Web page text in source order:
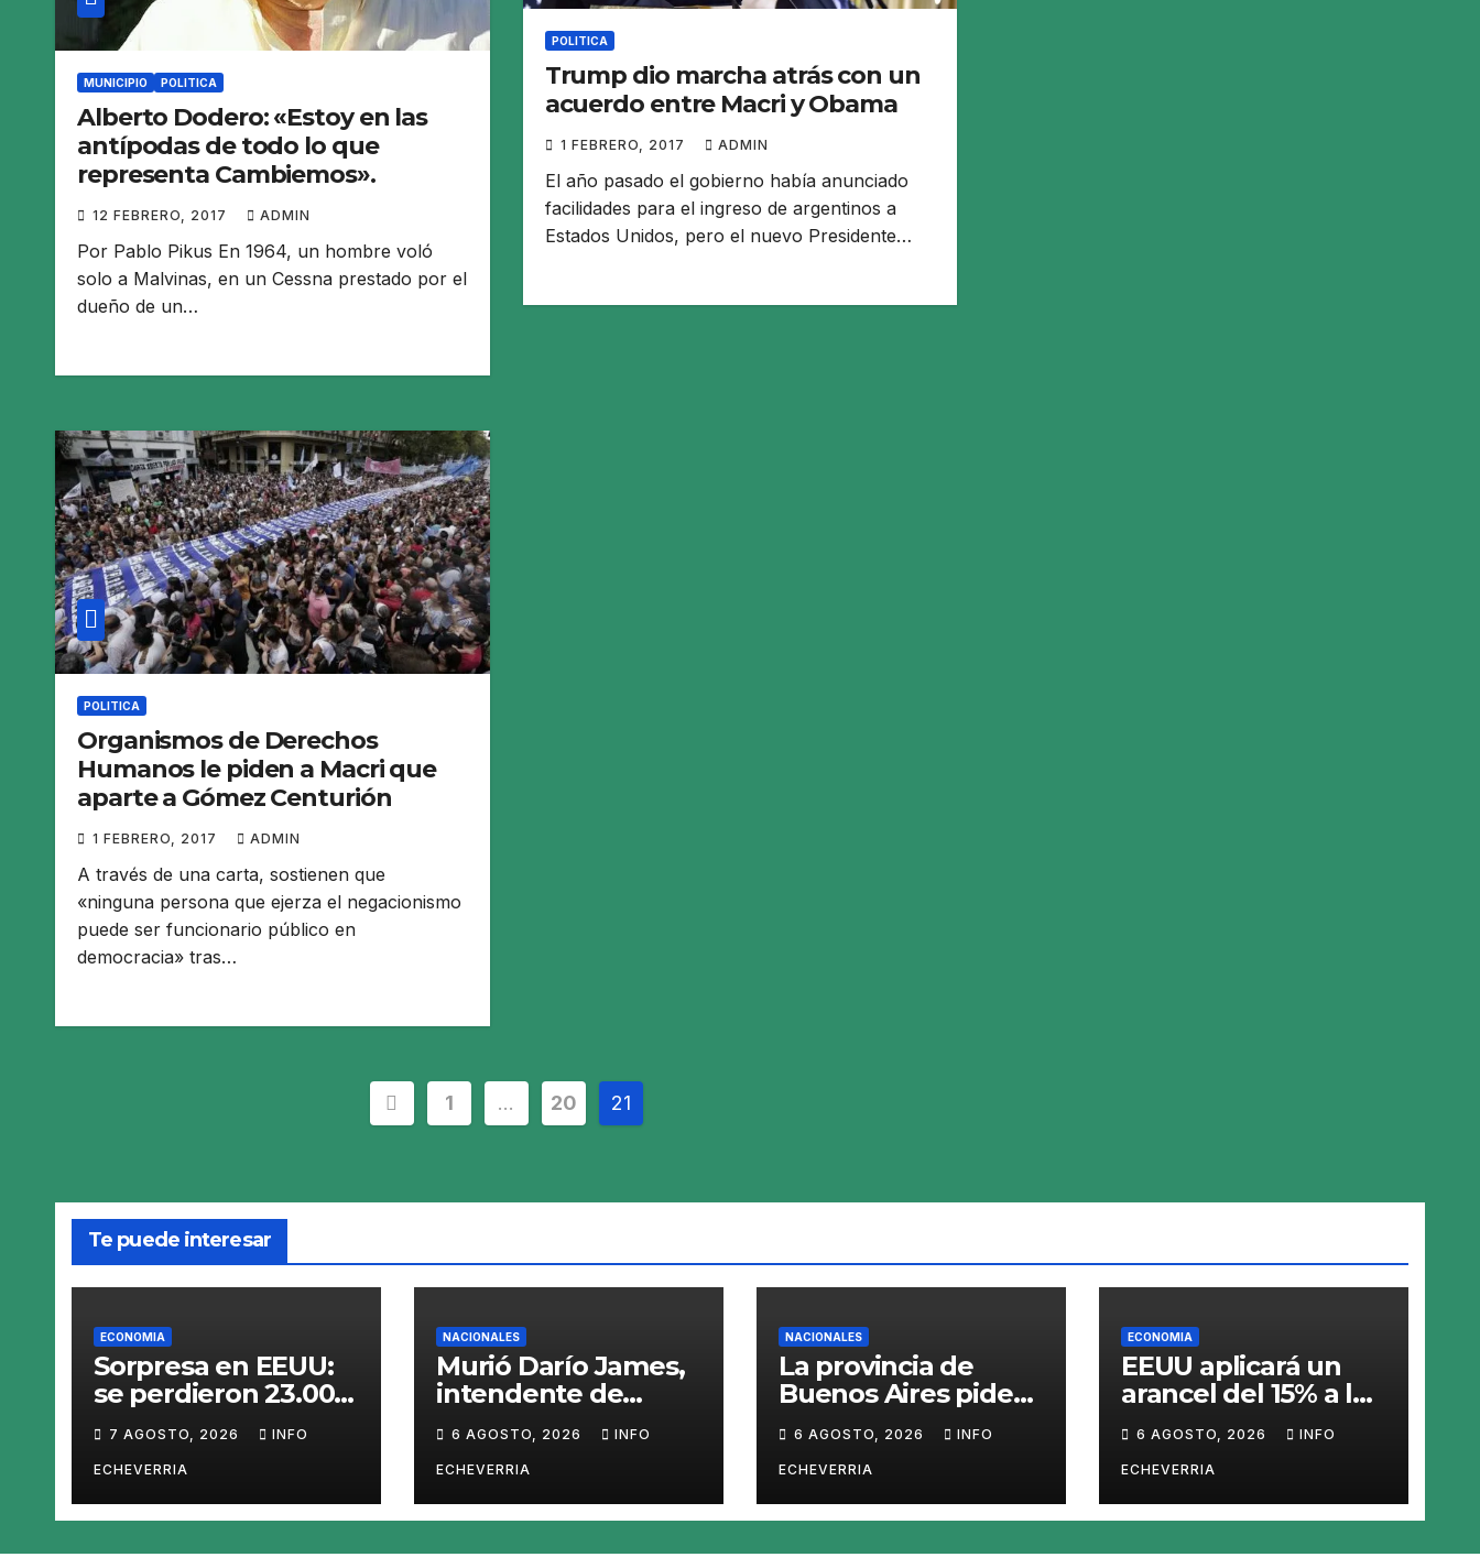
MUNICIPIO POLITICA
Alberto Dodero: «Estoy en las
antípodas de todo lo que
representa Cambiemos».
12 FEBRERO, 2017 ADMIN
Por Pablo Pikus En 1964, un hombre voló
solo a Malvinas, en un Cessna prestado por el
dueño de un…
POLITICA
Trump dio marcha atrás con un
acuerdo entre Macri y Obama
1 FEBRERO, 2017 ADMIN
El año pasado el gobierno había anunciado
facilidades para el ingreso de argentinos a
Estados Unidos, pero el nuevo Presidente…
POLITICA
Organismos de Derechos
Humanos le piden a Macri que
aparte a Gómez Centurión
1 FEBRERO, 2017 ADMIN
A través de una carta, sostienen que
«ninguna persona que ejerza el negacionismo
puede ser funcionario público en
democracia» tras…
Paginación
entradas
1 … 20 21
Te puede interesar
ECONOMIA
Sorpresa en EEUU:
se perdieron 23.000
mercado recalcula
las perspectivas
para las tasas
7 AGOSTO, 2026 INFO
ECHEVERRIA
NACIONALES
Murió Darío James,
intendente de
6 AGOSTO, 2026 INFO
ECHEVERRIA
NACIONALES
La provincia de
Buenos Aires pide
el «Squeezy
Dumpling», un
juguete «tóxico»
6 AGOSTO, 2026 INFO
ECHEVERRIA
ECONOMIA
EEUU aplicará un
arancel del 15% a los
polisilicio para
frenar el avance de
China
6 AGOSTO, 2026 INFO
ECHEVERRIA